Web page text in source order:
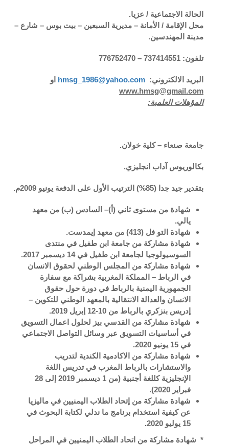
الحالة الاجتماعية / عزيا.
محل الإقامة / الأمانة – مديرية السبعين – بيت بوس – شارع –
مدينة المهندسين.
تلفون: 737414551 – 776752470
البريد الالكتروني: hmsg_1986@yahoo.com او
www.hmsg@gmail.com
المؤهلات العلمية:
جامعة صنعاء – كلية خولان.
بكالوريوس آداب انجليزي.
بتقدير جيد جدا (85%) الترتيب الأول على الدفعة يونيو 2009م.
شهادة من مستوى ثاني (أ)– السادس (ب) من معهد
يالي.
شهادة التو فل (413) من معهد إيمدست.
شهادة مشاركة من جامعة ابن طفيل في منتدى
السوسيولوجيا لجامعة ابن طفيل في 14 ديسمبر 2017.
شهادة مشاركة من المجلس الوطني لحقوق الانسان
في الرباط – المملكة المغربية بشراكة مع سفارة
الجمهورية اليمنية بالرباط في دورة حول حقوق
الانسان والعدالة الانتقالية بالمعهد الوطني للتكوين –
إدريس بنزكري بالرباط من 10-12 إبريل 2019.
شهادة مشاركة من القدسي بيز لحلول اعمال التسويق
في أساسيات التسويق عبر وسائل التواصل الاجتماعي
في 15 يونيو 2020.
شهادة مشاركة من الاكادمية الكندية لتدريب
والاستشارات بالرباط المغرب في تدريس اللغة
الإنجليزية كللغة أجنبية (من 1 ديسمبر 2019 إلى 28
فبراير 2020).
شهادة مشاركة من إتحاد الطلاب اليمنيين في ماليزيا
عن كيفية استخدام برنامج ما ندلي لكتابة البحوث في
15 يوليو 2020.
* شهادة مشاركة من اتحاد الطلاب اليمنيين في المراحل